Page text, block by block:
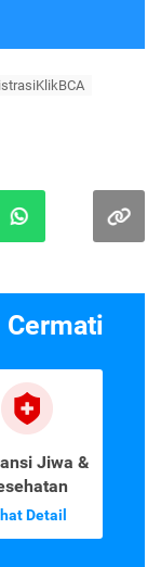
Cermati
Jiwa &
Detail